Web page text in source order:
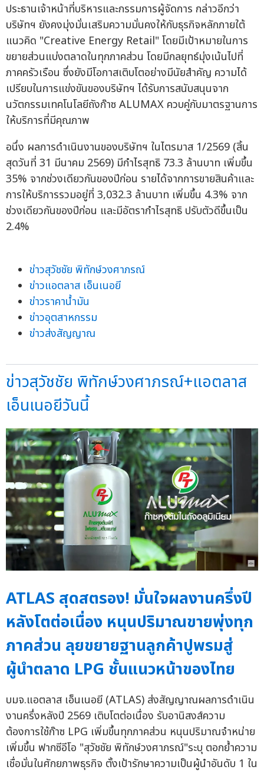
ประธานเจ้าหน้าที่บริหารและกรรมการผู้จัดการ กล่าวอีกว่า
บริษัทฯ ยังคงมุ่งมั่นเสริมความมั่นคงให้กับธุรกิจหลักภายใต้
แนวคิด "Creative Energy Retail" โดยมีเป้าหมายในการ
ขยายส่วนแบ่งตลาดในทุกภาคส่วน โดยมีกลยุทธ์มุ่งเน้นไปที่
ภาคครัวเรือน ซึ่งยังมีโอกาสเติบโตอย่างมีนัยสำคัญ ความได้
เปรียบในการแข่งขันของบริษัทฯ ได้รับการสนับสนุนจาก
นวัตกรรมเทคโนโลยีถังก๊าซ ALUMAX ควบคู่กับมาตรฐานการ
ให้บริการที่มีคุณภาพ
อนึ่ง ผลการดำเนินงานของบริษัทฯ ในไตรมาส 1/2569 (สิ้น
สุดวันที่ 31 มีนาคม 2569) มีกำไรสุทธิ 73.3 ล้านบาท เพิ่มขึ้น
35% จากช่วงเดียวกันของปีก่อน รายได้จากการขายสินค้าและ
การให้บริการรวมอยู่ที่ 3,032.3 ล้านบาท เพิ่มขึ้น 4.3% จาก
ช่วงเดียวกันของปีก่อน และมีอัตรากำไรสุทธิ ปรับตัวดีขึ้นเป็น
2.4%
ข่าวสุวัชชัย พิทักษ์วงศาภรณ์
ข่าวแอตลาส เอ็นเนอยี
ข่าวราคาน้ำมัน
ข่าวอุตสาหกรรม
ข่าวส่งสัญญาณ
ข่าวสุวัชชัย พิทักษ์วงศาภรณ์+แอตลาส
เอ็นเนอยีวันนี้
ATLAS สุดสตรอง! มั่นใจผลงานครึ่งปี
หลังโตต่อเนื่อง หนุนปริมาณขายพุ่งทุก
ภาคส่วน ลุยขยายฐานลูกค้าปูพรมสู่
ผู้นำตลาด LPG ชั้นแนวหน้าของไทย
บมจ.แอตลาส เอ็นเนอยี (ATLAS) ส่งสัญญาณผลการดำเนิน
งานครึ่งหลังปี 2569 เติบโตต่อเนื่อง รับอานิสงส์ความ
ต้องการใช้ก๊าซ LPG เพิ่มขึ้นทุกภาคส่วน หนุนปริมาณจำหน่าย
เพิ่มขึ้น ฟากซีอีโอ "สุวัชชัย พิทักษ์วงศาภรณ์"ระบุ ตอกย้ำความ
เชื่อมั่นในศักยภาพธุรกิจ ตั้งเป้ารักษาความเป็นผู้นำอันดับ 1 ใน